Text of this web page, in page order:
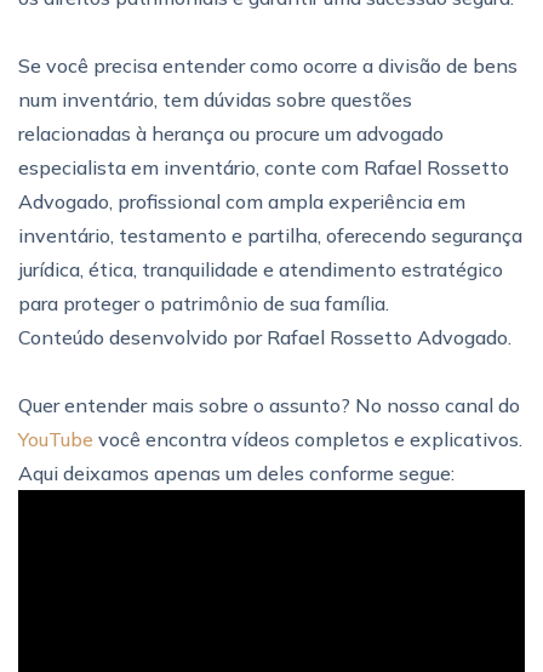
Se você precisa entender como ocorre a divisão de bens
num inventário, tem dúvidas sobre questões
relacionadas à herança ou procure um advogado
especialista em inventário, conte com Rafael Rossetto
Advogado, profissional com ampla experiência em
inventário, testamento e partilha, oferecendo segurança
jurídica, ética, tranquilidade e atendimento estratégico
para proteger o patrimônio de sua família.
Conteúdo desenvolvido por Rafael Rossetto Advogado.
Quer entender mais sobre o assunto? No nosso canal do
YouTube você encontra vídeos completos e explicativos.
Aqui deixamos apenas um deles conforme segue: